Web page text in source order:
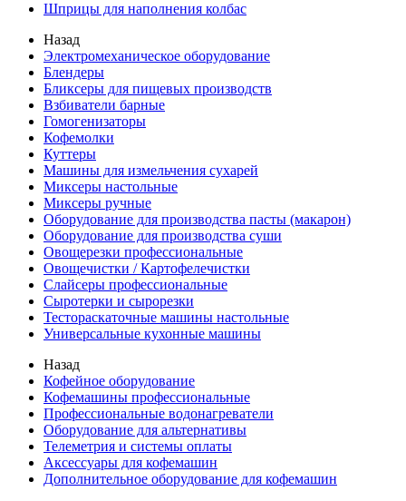
Шприцы для наполнения колбас
Назад
Электромеханическое оборудование
Блендеры
Бликсеры для пищевых производств
Взбиватели барные
Гомогенизаторы
Кофемолки
Куттеры
Машины для измельчения сухарей
Миксеры настольные
Миксеры ручные
Оборудование для производства пасты (макарон)
Оборудование для производства суши
Овощерезки профессиональные
Овощечистки / Картофелечистки
Слайсеры профессиональные
Сыротерки и сырорезки
Тестораскаточные машины настольные
Универсальные кухонные машины
Назад
Кофейное оборудование
Кофемашины профессиональные
Профессиональные водонагреватели
Оборудование для альтернативы
Телеметрия и системы оплаты
Аксессуары для кофемашин
Дополнительное оборудование для кофемашин